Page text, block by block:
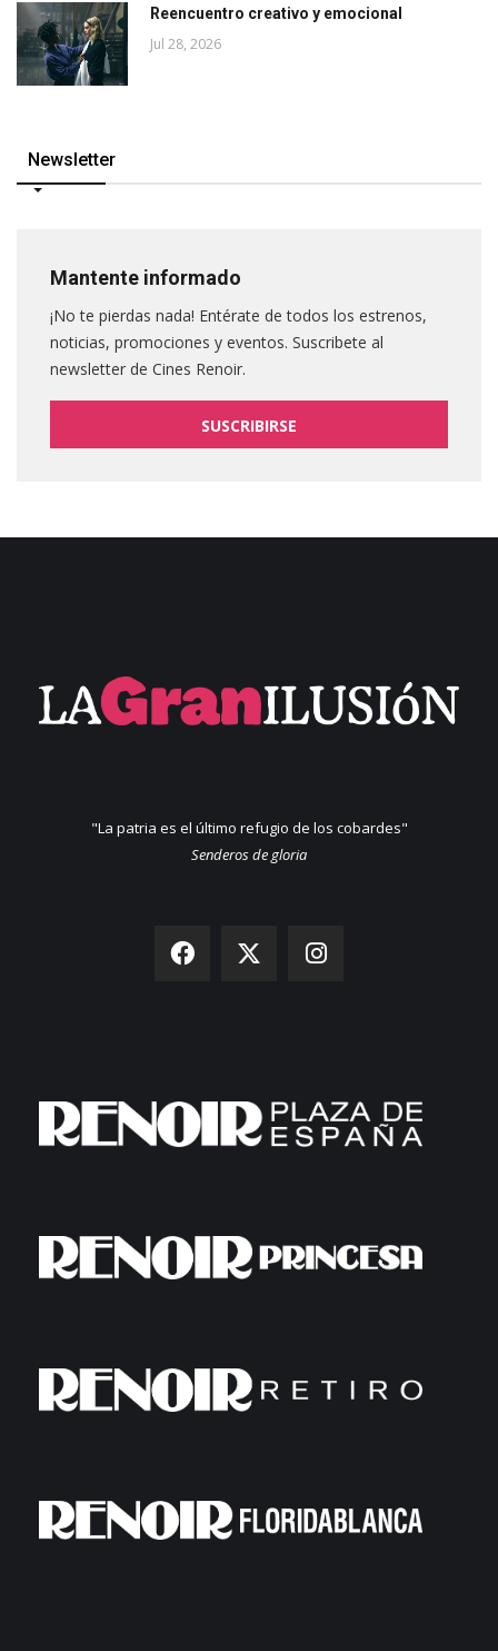
Reencuentro creativo y emocional
Jul 28, 2026
Newsletter
Mantente informado
¡No te pierdas nada! Entérate de todos los estrenos,
noticias, promociones y eventos. Suscribete al
newsletter de Cines Renoir.
SUSCRIBIRSE
"La patria es el último refugio de los cobardes"
Senderos de gloria